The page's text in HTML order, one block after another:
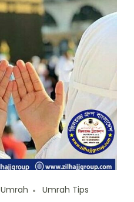
Umrah Umrah Tips